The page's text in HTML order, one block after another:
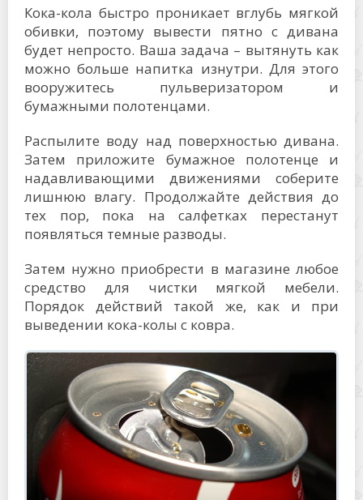
Кока-кола быстро проникает вглубь мягкой
обивки, поэтому вывести пятно с дивана
будет непросто. Ваша задача – вытянуть как
можно больше напитка изнутри. Для этого
вооружитесь пульверизатором и
бумажными полотенцами.
Распылите воду над поверхностью дивана.
Затем приложите бумажное полотенце и
надавливающими движениями соберите
лишнюю влагу. Продолжайте действия до
тех пор, пока на салфетках перестанут
появляться темные разводы.
Затем нужно приобрести в магазине любое
средство для чистки мягкой мебели.
Порядок действий такой же, как и при
выведении кока-колы с ковра.